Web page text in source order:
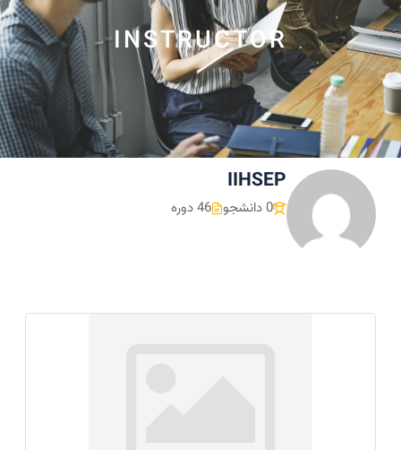
INSTRUCTOR
IIHSEP
0 دانشجو 46 دوره